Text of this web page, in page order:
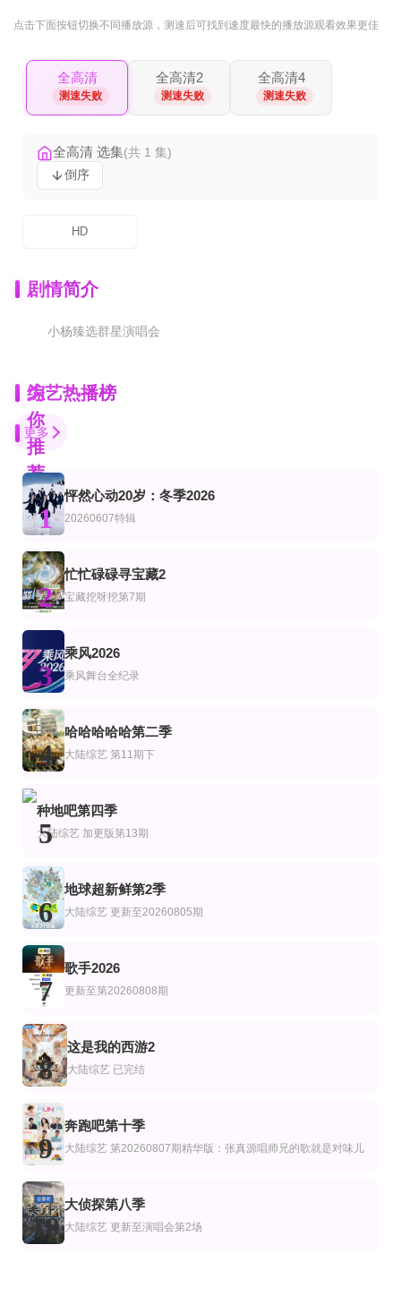
点击下面按钮切换不同播放源 ，测速后可找到速度最快的播放源观看效果更佳
全高清
测速失败
全高清2
测速失败
全高清4
测速失败
全高清 选集(共 1 集)
倒序
HD
剧情简介
小杨臻选群星演唱会
为
你
推
荐
第04期
典籍里的湖湘名人第二季
20260701第3期
炽夏角色番综·炽热的夏天
已完结
天桥骄子第十二季
更新至20260808第2期
耀眼角色番综·耀眼一夏
关晓彤 李昀锐 毛俊杰 边天扬 王翰闻 高秋梓
第17期完结
明星大侦探之明侦探学院第1季
蒲熠星,周峻纬,唐九洲,齐思钧,石凯,郭文韬,邵明明
连载中 连载到6集
密室大逃脱大神版第八季
已完结 共10期
心动的味道
沈凌,余声
第1集
荒野求生全明星第九季
更新至第1期
老大哥(美版)第二十八季
陈晓怡 Julie Chen
更新至20260808(一饭小馆第2期)
一饭封神2026
更新至第20260806期
欧耶一级棒
欧汉声,张立东,林襄
更新至20260802期纯享版
天籁与少年
第7集
〈诗经〉有佳人
更新至07集
深夜怪谈会第6季
金九拉,金淑,金浩英
更新第31集
美国达人第五季
珊农·奥斯博内,霍伊·曼德尔,皮尔斯·摩根
综艺热播榜
更多
1
怦然心动20岁：冬季2026
20260607特辑
2
忙忙碌碌寻宝藏2
宝藏挖呀挖第7期
3
乘风2026
乘风舞台全纪录
4
哈哈哈哈哈第二季
大陆综艺 第11期下
5
种地吧第四季
大陆综艺 加更版第13期
6
地球超新鲜第2季
大陆综艺 更新至20260805期
7
歌手2026
更新至第20260808期
8
这是我的西游2
大陆综艺 已完结
9
奔跑吧第十季
大陆综艺 第20260807期精华版：张真源唱师兄的歌就是对味儿
10
大侦探第八季
大陆综艺 更新至演唱会第2场